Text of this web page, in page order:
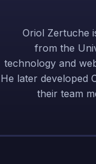
Oriol Zertuche
from the
technology and
He later developed
their team